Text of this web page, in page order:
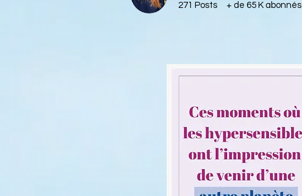
271 Posts + de 65 K abonnés